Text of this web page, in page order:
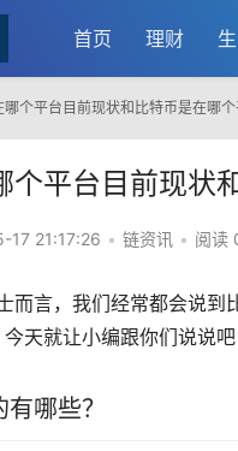
首页 理财
哪个平台目前现状和比特币是在哪
个平台目前现状
17 21:17:26 • 链资讯 • 阅读
而言，我们经常都会说到
天就让小编跟你们说说吧
哪些？